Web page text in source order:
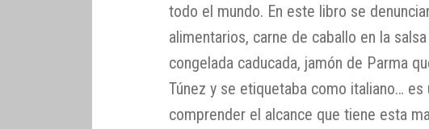
todo el mundo. En este libro se
alimentarios, carne de caballo en la
congelada caducada, jamón de Parma
Túnez y se etiquetaba como italiano…
comprender el alcance que tiene esta